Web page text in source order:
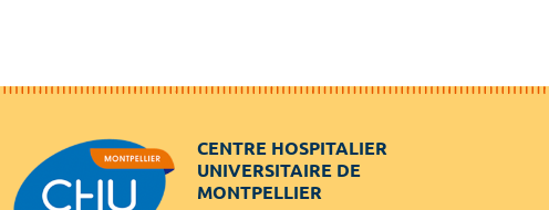
CENTRE HOSPITALIER
UNIVERSITAIRE DE
MONTPELLIER